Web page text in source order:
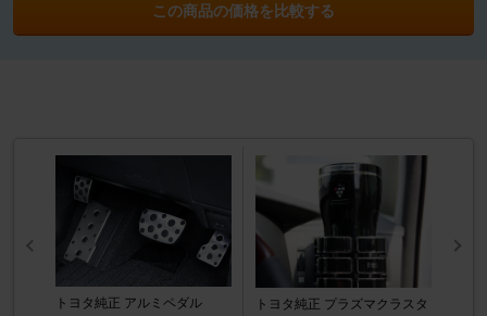
この商品の価格を比較する
トヨタ純正 アルミペダル
トヨタ純正 プラズマクラスタ